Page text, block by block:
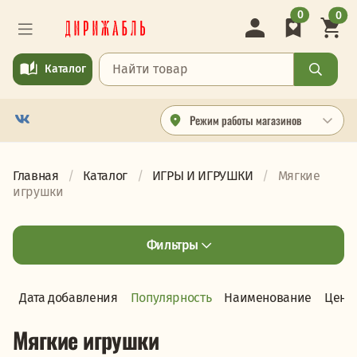
Режим работы магазинов
Каталог
0 0
Главная Каталог ИГРЫ И ИГРУШКИ
Мягкие
игрушки
Фильтры
Дата добавления Популярность Наименование Цена
Мягкие игрушки